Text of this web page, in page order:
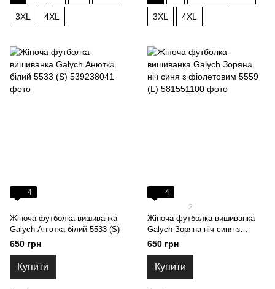
3XL 4XL 3XL 4XL
4
Жіноча футболка-вишиванка
Galych Анютка білий 5533 (S)
650 грн
Купити
4
2
Жіноча футболка-вишиванка
Galych Зоряна ніч синя з
фіолетовим 5559 (L)
650 грн
Купити